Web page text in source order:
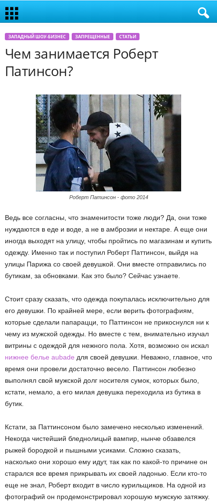
ЗАПАДНЫЙ ШОУ-БИЗНЕС ЗАПРЕЩЕННЫЕ СТАТЬИ
Чем занимается Роберт
Патинсон?
Роберт Патинсон - фото 2014
Ведь все согласны, что знаменитости тоже люди? Да, они тоже
нуждаются в еде и воде, а не в амброзии и нектаре. А еще они
иногда выходят на улицу, чтобы пройтись по магазинам и купить
одежду. Именно так и поступил Роберт Паттинсон, выйдя на
улицы Парижа со своей девушкой. Они вместе отправились по
бутикам, за обновками. Как это было? Сейчас узнаете.
Стоит сразу сказать, что одежда покупалась исключительно для
его девушки. По крайней мере, если верить фотографиям,
которые сделали папарацци, то Паттинсон не прикоснулся ни к
чему из мужской одежды. Но вместе с тем, внимательно изучал
витрины с одеждой для нежного пола. Хотя, возможно он искал
нижнее белье aubade для своей девушки. Неважно, главное, что
время они провели достаточно весело. Паттинсон любезно
выполнял свой мужской долг носителя сумок, которых было,
кстати, немало, а его милая девушка переходила из бутика в
бутик.
Кстати, за Паттинсоном было замечено несколько изменений.
Некогда чистейший бледнолицый вампир, нынче обзавелся
рыжей бородкой и пышными усиками. Сложно сказать,
насколько они хорошо ему идут, так как по какой-то причине он
старался все время прикрывать их своей ладонью. Если кто-то
еще не знал, Роберт входит в число курильщиков. На одной из
фотографий он продемонстрировал хорошую мужскую затяжку.